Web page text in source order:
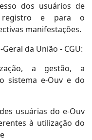
dos usuários de
registro e para o
manifestações.
da União - CGU:
a gestão, a
sistema e-Ouv e do
usuárias do e-Ouv
à utilização do